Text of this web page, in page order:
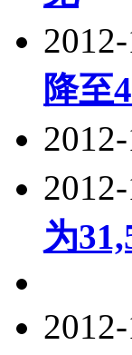
降至
为